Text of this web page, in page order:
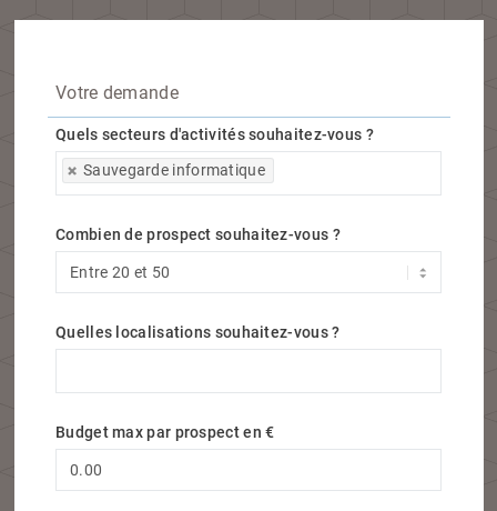
Votre demande
Quels secteurs d'activités souhaitez-vous ?
Sauvegarde informatique
Quels secteurs d'activités souhaitez-vous ?
Combien de prospect souhaitez-vous ?
Quelles localisations souhaitez-vous ?
Budget max par prospect en €